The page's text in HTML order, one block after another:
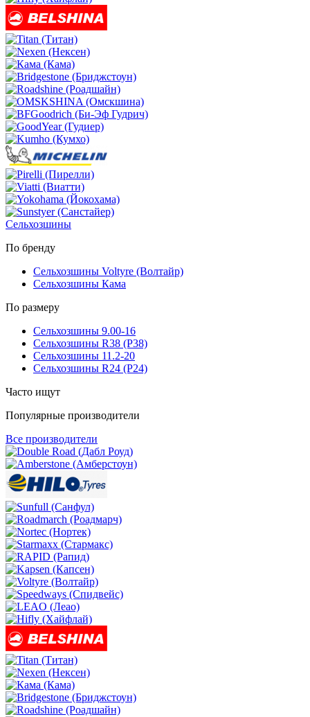
Сельхозшины
По бренду
Сельхозшины Voltyre (Волтайр)
Сельхозшины Кама
По размеру
Сельхозшины 9.00-16
Сельхозшины R38 (Р38)
Сельхозшины 11.2-20
Сельхозшины R24 (Р24)
Часто ищут
Популярные производители
Все производители